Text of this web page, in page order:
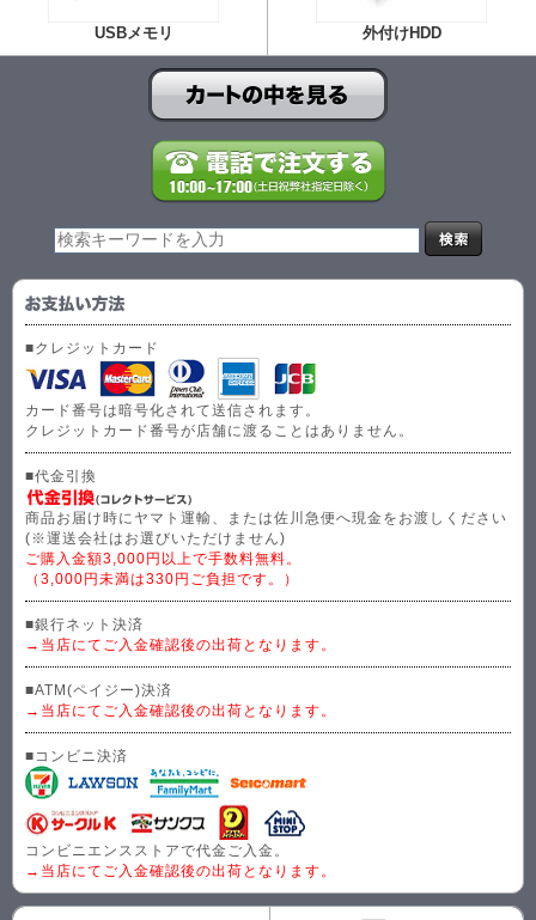
USBメモリ 外付けHDD
■クレジットカード
カード番号は暗号化されて送信されます。
クレジットカード番号が店舗に渡ることはありません。
■代金引換
商品お届け時にヤマト運輸、または佐川急便へ現金をお渡しください
(※運送会社はお選びいただけません)
ご購入金額3,000円以上で手数料無料。
（3,000円未満は330円ご負担です。）
■銀行ネット決済
→当店にてご入金確認後の出荷となります。
■ATM(ペイジー)決済
→当店にてご入金確認後の出荷となります。
■コンビニ決済
コンビニエンスストアで代金ご入金。
→当店にてご入金確認後の出荷となります。